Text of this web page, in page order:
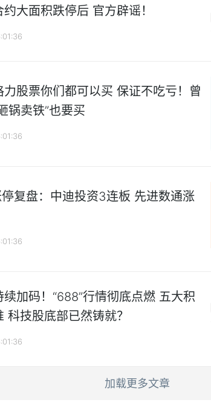
大面积跌停后 官方辟谣！
力股票你们都可以买 保证不吃亏！曾
锅卖铁”也要买
复盘：中迪投资3连板 先进数通涨
加码！“688”行情彻底点燃 五大积
科技股底部已然铸就？
加载更多文章